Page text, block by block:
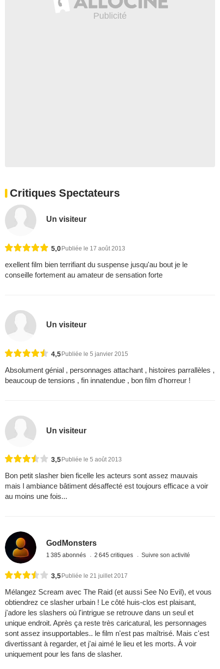
Critiques Spectateurs
Un visiteur
5,0Publiée le 17 août 2013
exellent film bien terrifiant du suspense jusqu'au bout je le
conseille fortement au amateur de sensation forte
Un visiteur
4,5 Publiée le 5 janvier 2015
Absolument génial , personnages attachant , histoires parrallèles ,
beaucoup de tensions , fin innatendue , bon film d'horreur !
Un visiteur
3,5 Publiée le 5 août 2013
Bon petit slasher bien ficelle les acteurs sont assez mauvais
mais l ambiance bâtiment désaffecté est toujours efficace a voir
au moins une fois...
GodMonsters
1 385 abonnés 2 645 critiques Suivre son activité
3,5Publiée le 21 juillet 2017
Mélangez Scream avec The Raid (et aussi See No Evil), et vous
obtiendrez ce slasher urbain ! Le côté huis-clos est plaisant,
j'adore les slashers où l'intrigue se retrouve dans un seul et
unique endroit. Après ça reste très caricatural, les personnages
sont assez insupportables.. le film n'est pas maîtrisé. Mais c'est
divertissant à regarder, et j'ai aimé le lieu et les morts. À voir
uniquement pour les fans de slasher.